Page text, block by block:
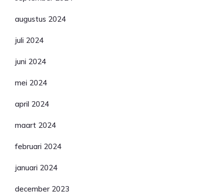
augustus 2024
juli 2024
juni 2024
mei 2024
april 2024
maart 2024
februari 2024
januari 2024
december 2023